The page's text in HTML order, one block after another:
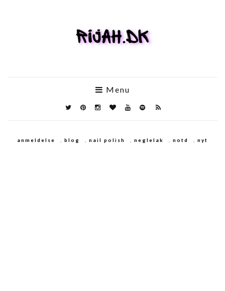
Menu
anmeldelse , blog , nail polish , neglelak , notd , nyt